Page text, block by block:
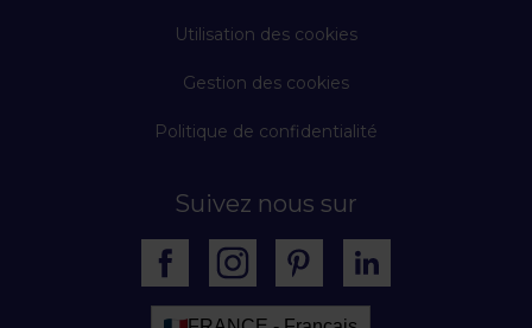
Utilisation des cookies
Gestion des cookies
Politique de confidentialité
Suivez nous sur